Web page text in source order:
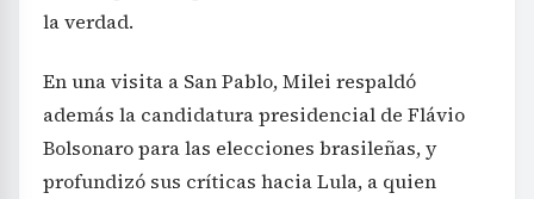
la verdad.
En una visita a San Pablo, Milei respaldó
además la candidatura presidencial de Flávio
Bolsonaro para las elecciones brasileñas, y
profundizó sus críticas hacia Lula, a quien